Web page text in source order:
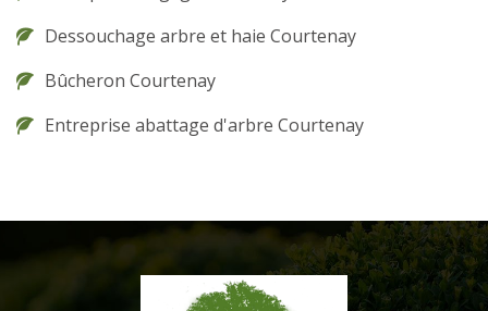
Dessouchage arbre et haie Courtenay
Bûcheron Courtenay
Entreprise abattage d'arbre Courtenay